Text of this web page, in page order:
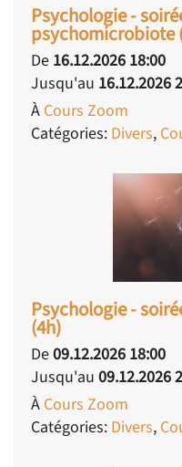
Psychologie -
psychomicrobiote
De 16.12.2026 18:00
Jusqu'au 16.12.2026
À Cours Zoom
Catégories: Divers,
Psychologie -
(4h)
De09.12.2026 18:00
Jusqu'au 09.12.2026
À Cours Zoom
Catégories: Divers,